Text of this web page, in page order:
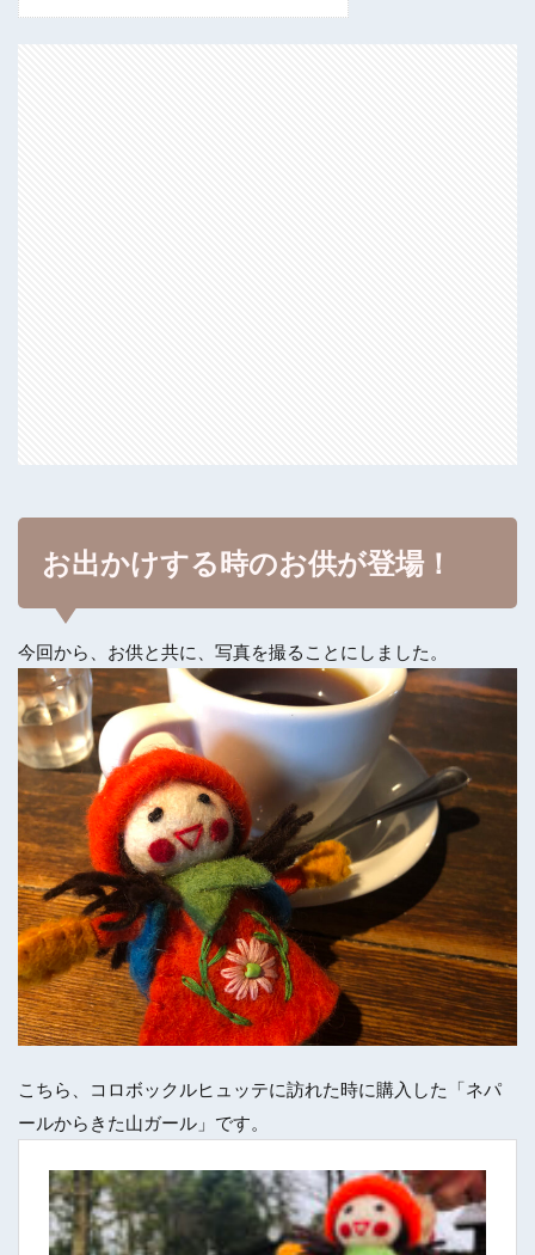
お出かけする時のお供が登場！
今回から、お供と共に、写真を撮ることにしました。
こちら、コロボックルヒュッテに訪れた時に購入した「ネパ
ールからきた山ガール」です。